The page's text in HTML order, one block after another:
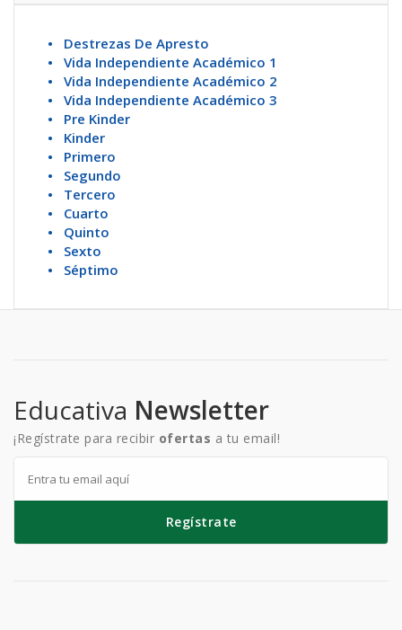
• Destrezas De Apresto
• Vida Independiente Académico 1
• Vida Independiente Académico 2
• Vida Independiente Académico 3
• Pre Kinder
• Kinder
• Primero
• Segundo
• Tercero
• Cuarto
• Quinto
• Sexto
• Séptimo
Educativa Newsletter
¡Regístrate para recibir ofertas a tu email!
Regístrate